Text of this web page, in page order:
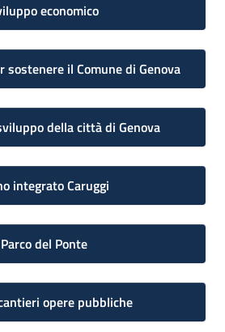
economico
sostenere il Comune di Genova
della città di Genova
integrato Caruggi
Parco del Ponte
opere pubbliche